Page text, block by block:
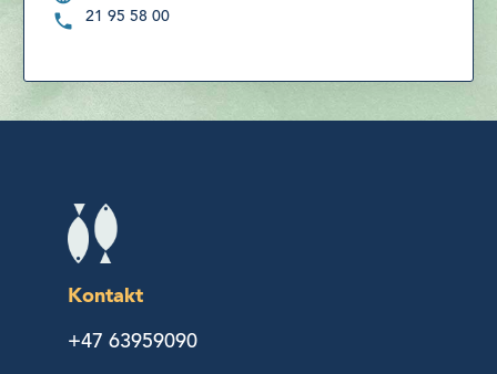
21 95 58 00
Kontakt
+47 63959090